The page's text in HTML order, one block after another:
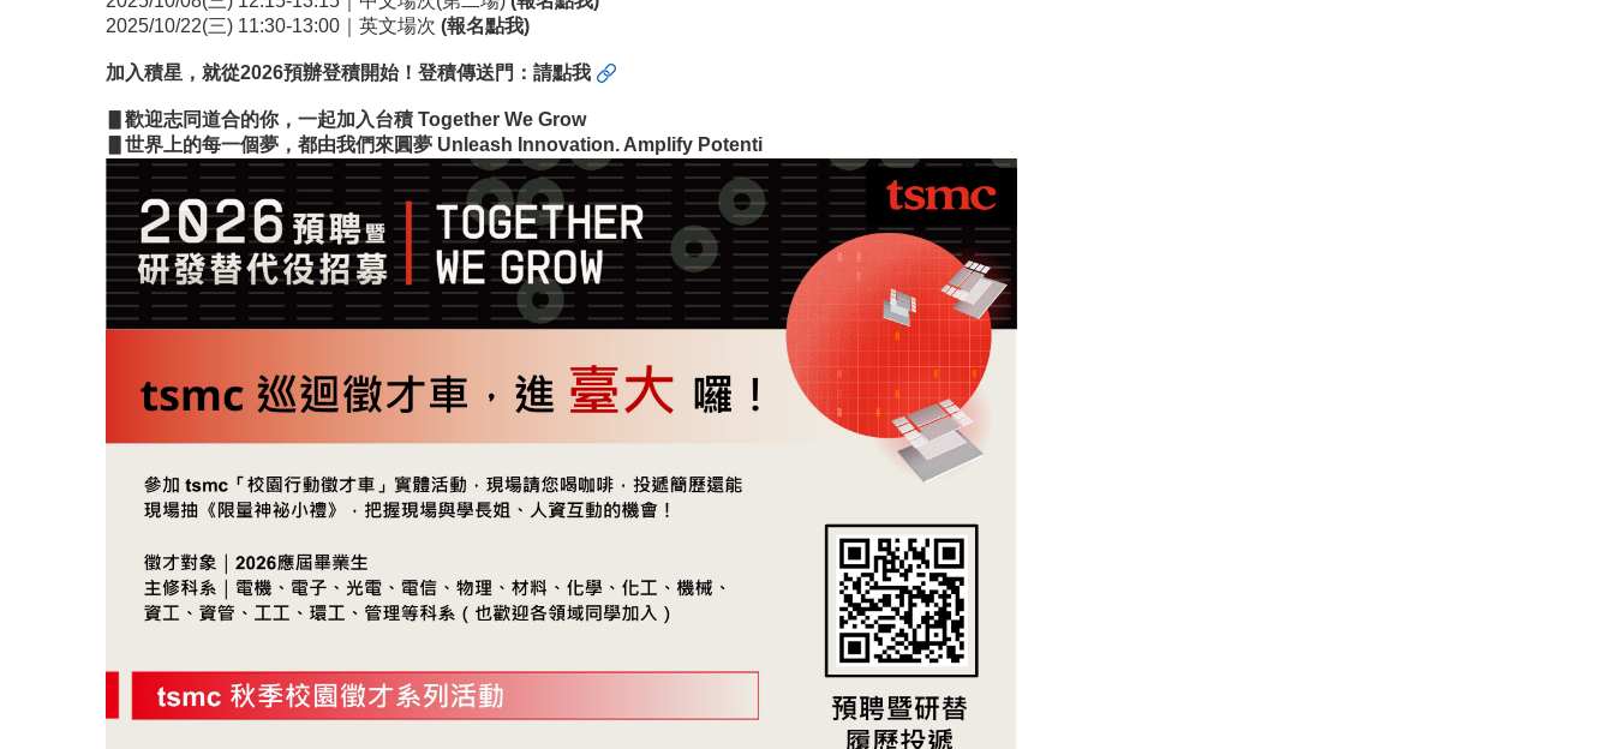
2025/10/22(三) 11:30-13:00｜英文場次 (報名點我)
加入積星，就從2026預辦登積開始！登積傳送門： 請點我
歡迎志同道合的你，一起加入台積 Together We Grow
▋世界上的每一個夢，都由我們來圓夢 Unleash Innovation. Amplify Potenti